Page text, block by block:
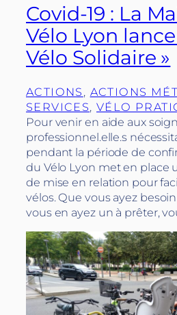
Covid-19 : La
Vélo Lyon
Vélo Solidaire »
ACTIONS , ACTIONS
SERVICES, VÉLO
Pour venir en aide aux
professionnel.elle.s
pendant la période de
du Vélo Lyon met en place
de mise en relation pour
vélos. Que vous ayez
vous en ayez un à prêter,